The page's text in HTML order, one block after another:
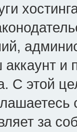
и
С этой
за